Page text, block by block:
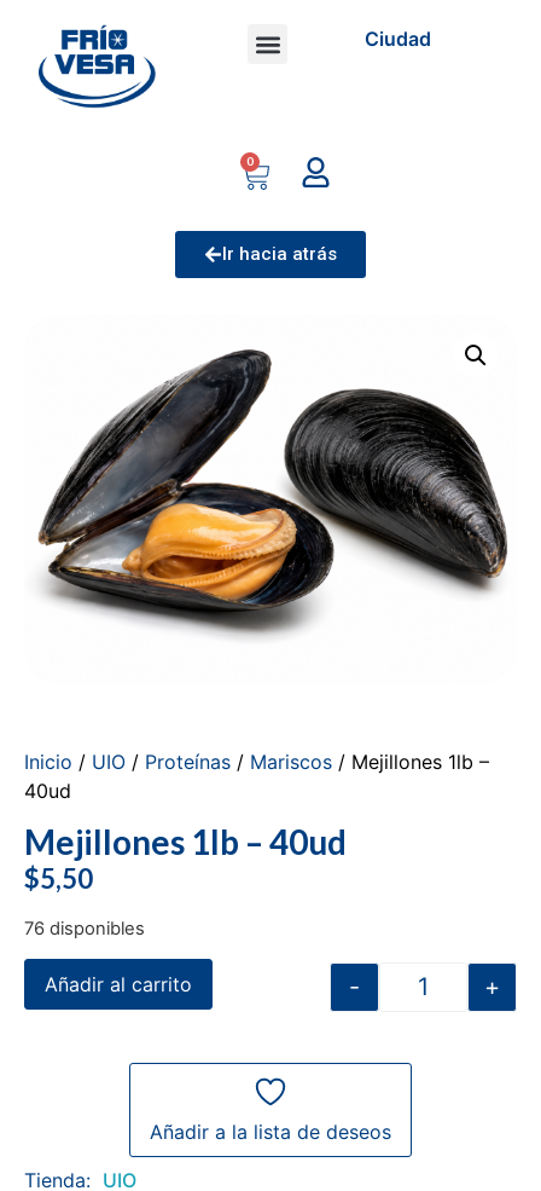
Ciudad
0
Ir hacia atrás
Inicio / UIO / Proteínas / Mariscos / Mejillones 1lb –
40ud
Mejillones 1lb – 40ud
$5,50
76 disponibles
- +
Añadir al carrito
Añadir a la lista de deseos
Tienda: UIO